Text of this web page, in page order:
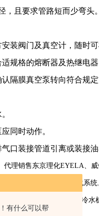
有什么可以帮
，且要求管路短而少弯
装阀门及真空计，随时
规格的熔断器及热继电器
隔膜真空泵转向符合规
同时动作。
口装接管道引离或装接
理销售东京理化EYELA、
Thermo等公司的溶剂纯化系
、低温冷却液循环泵、冷水